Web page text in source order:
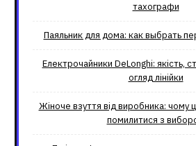
тахографи
Паяльник для дома: как выбрать
Електрочайники DeLonghi: якість,
огляд лінійки
Жіноче взуття від виробника: чому
помилитися з